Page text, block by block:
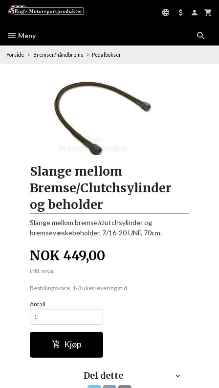
Meny
Forside Bremser/håndbrems Pedalbokser
Slange mellom
Bremse/Clutchsylinder
og beholder
Slange mellom bremse/clutchsylinder og
bremsevæskebeholder. 7/16-20 UNF, 70cm.
NOK 449,00
inkl. mva.
Bestillingsvare, 1-3 uker leveringstid
Antall
Kjøp
Del dette